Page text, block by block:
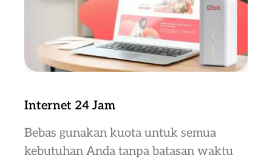
Internet 24 Jam
Bebas gunakan kuota untuk semua
kebutuhan Anda tanpa batasan waktu